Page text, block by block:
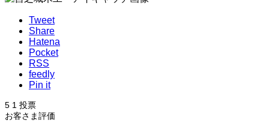
Tweet
Share
Hatena
Pocket
RSS
feedly
Pin it
5 1 投票
お客さま評価